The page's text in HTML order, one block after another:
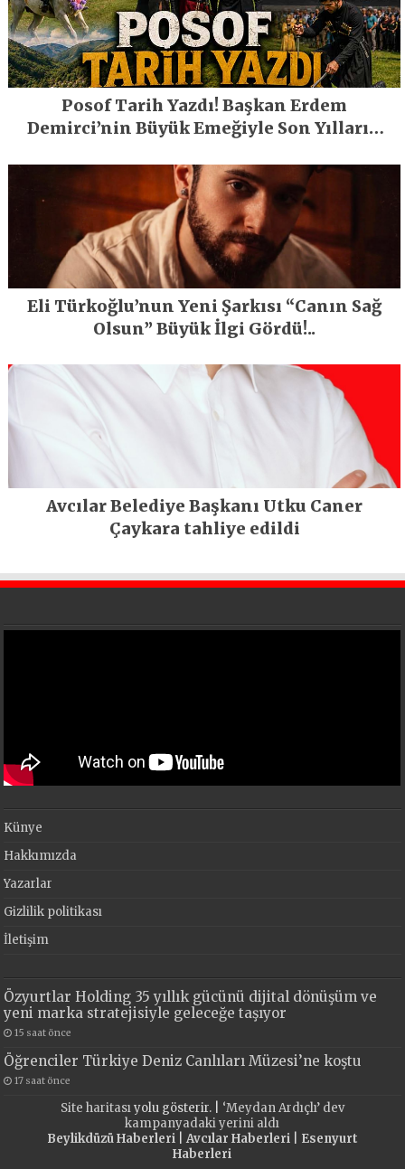
Posof Tarih Yazdı! Başkan Erdem
Demirci’nin Büyük Emeğiyle Son Yılların
Eli Türkoğlu’nun Yeni Şarkısı “Canın Sağ
Olsun” Büyük İlgi Gördü!..
Avcılar Belediye Başkanı Utku Caner
Çaykara tahliye edildi
Künye
Hakkımızda
Yazarlar
Gizlilik politikası
İletişim
Özyurtlar Holding 35 yıllık gücünü dijital dönüşüm ve
yeni marka stratejisiyle geleceğe taşıyor
15 saat önce
Öğrenciler Türkiye Deniz Canlıları Müzesi’ne koştu
17 saat önce
Site haritasıyolu gösterir. | ‘Meydan Ardıçlı’ dev
kampanyadaki yerini aldı
Beylikdüzü Haberleri| Avcılar Haberleri| Esenyurt
Haberleri